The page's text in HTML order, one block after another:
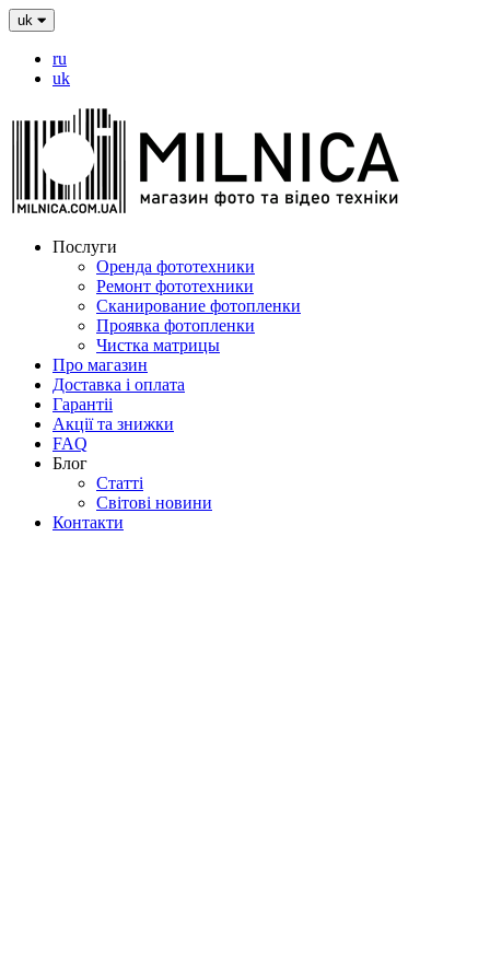
uk
ru
uk
Послуги
Оренда фототехники
Ремонт фототехники
Сканирование фотопленки
Проявка фотопленки
Чистка матрицы
Про магазин
Доставка і оплата
Гарантіі
Акції та знижки
FAQ
Блог
Статті
Світові новини
Контакти